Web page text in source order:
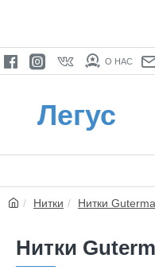
О НАС
Легус
Нитки Нитки
Нитки